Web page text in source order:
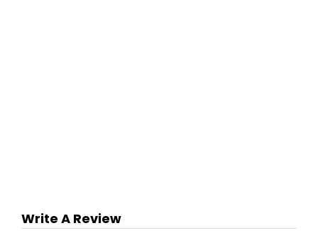
Write A Review